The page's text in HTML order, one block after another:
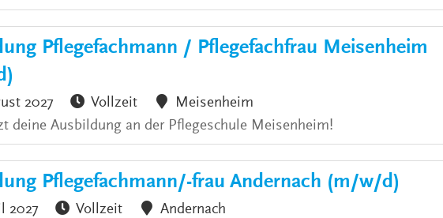
Pflegefachmann / Pflegefachfrau Meisenheim
2027 Vollzeit
Meisenheim
deine Ausbildung an der Pflegeschule Meisenheim!
Pflegefachmann/-frau Andernach (m/w/d)
2027 Vollzeit
Andernach